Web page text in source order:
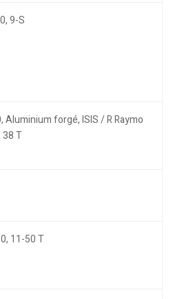
9-S
Aluminium forgé, ISIS / R Raymo
38 T
11-50 T